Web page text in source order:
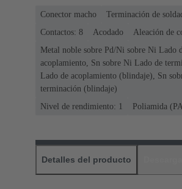
Conector macho
Terminación de
Contactos: 8
Acodado
Aleación de
Metal noble sobre Pd/Ni sobre Ni Lado
acoplamiento, Sn sobre Ni Lado de
Lado de acoplamiento (blindaje), Sn
terminación (blindaje)
Nivel de rendimiento: 1
Poliamida
Detalles del producto